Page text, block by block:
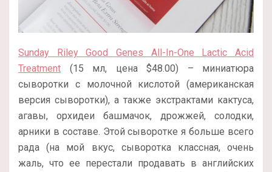
Sunday Riley Good Genes All-In-One Lactic Acid
Treatment (15 мл, цена $48.00) – миниатюра
сыворотки с молочной кислотой (американская
версия сыворотки), а также экстрактами кактуса,
агавы, орхидеи башмачок, дрожжей, солодки,
арники в составе. Этой сыворотке я больше всего
рада (на мой вкус, сыворотка классная, очень
жаль, что ее перестали продавать в английских